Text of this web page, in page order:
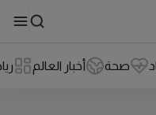
صحة أخبار العالم